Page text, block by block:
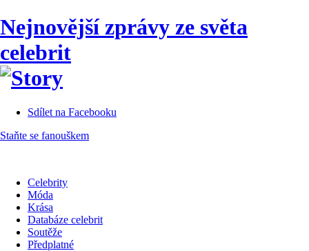
Nejnovější zprávy ze světa
celebrit
Sdílet na Facebooku
Staňte se fanouškem
Celebrity
Móda
Krása
Databáze celebrit
Soutěže
Předplatné